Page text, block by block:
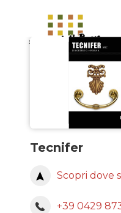
Tecnifer
Scopri dove
+39 0429